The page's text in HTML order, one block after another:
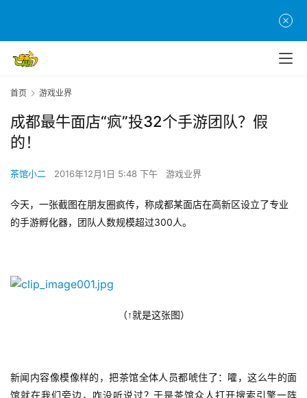
首
原
创
首页 游戏业界
成都最牛面店“疯”投32个手游团队？假
的！
茶馆小二 2016年12月1日 5:48 下午 游戏业界
今天，一张截图在朋友圈疯传，称成都某面店在高新区设立了专业
的手游孵化器，团队人数规模超过300人。
（↑就是这张图）
新闻内容像模像样的，把茶馆全体人员都唬住了：嚯，这么牛的面
馆就在我们旁边，咋没听说过？于是茶馆众人打开搜索引擎一阵